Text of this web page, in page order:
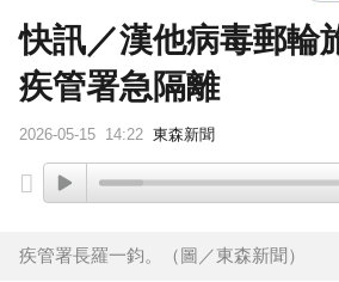
快訊／漢他病毒郵輪
疾管署急隔離
2026-05-15 14:22 東森新聞
疾管署長羅一鈞。（圖／東森新聞）